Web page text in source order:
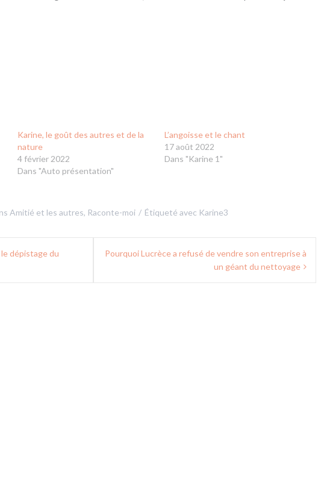
Karine, le goût des autres et de la
nature
4 février 2022
Dans "Auto présentation"
L’angoisse et le chant
17 août 2022
Dans "Karine 1"
Amitié et les autres, Raconte-moi Étiqueté avec Karine3
dépistage du
Pourquoi Lucrèce a refusé de vendre son entreprise à
un géant du nettoyage